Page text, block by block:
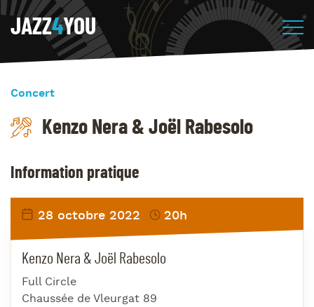
JAZZ4YOU
Concert
Kenzo Nera & Joël Rabesolo
Information pratique
28 octobre 2022 20h
Kenzo Nera & Joël Rabesolo
Full Circle
Chaussée de Vleurgat 89